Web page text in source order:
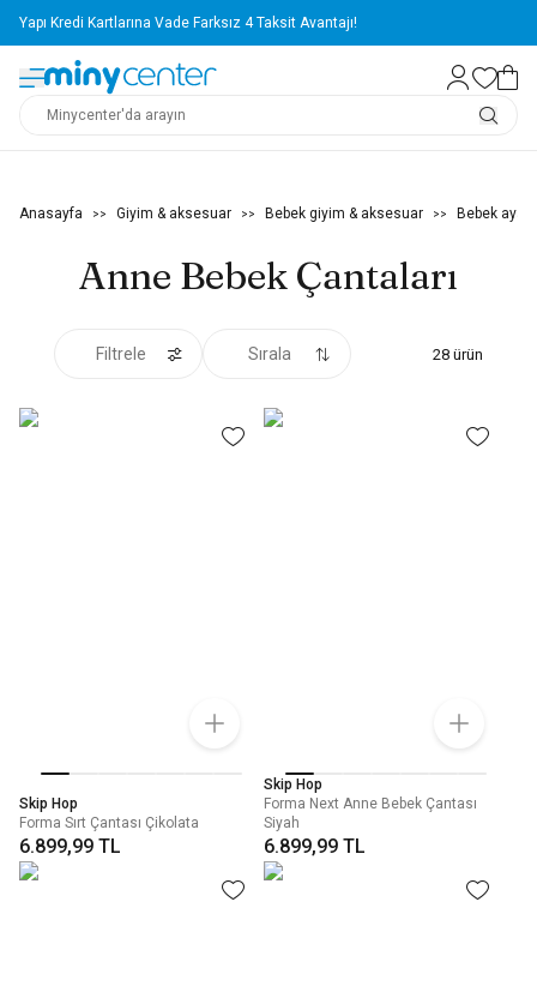
Yapı Kredi Kartlarına Vade Farksız 4 Taksit Avantajı!
Anasayfa >> Giyim & aksesuar >> Bebek giyim & aksesuar >> Bebek
Anne Bebek Çantaları
Filtrele Sırala 28 ürün
Skip Hop
Forma Sırt Çantası Çikolata
6.899,99 TL
Skip Hop
Forma Next Anne Bebek Çantası
Siyah
6.899,99 TL